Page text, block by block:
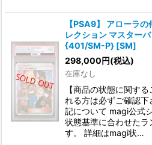
【PSA9】 アローラ
レクション マスター
{401/SM-P} [SM]
298,000円(税込)
在庫なし
【商品の状態に関す
れる方は必ずご確認
記について magi公式
状態基準に合わせたラ
す。 詳細はmagi状…